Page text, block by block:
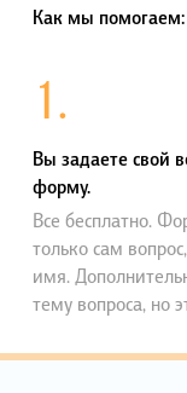
Как мы помогаем:
1.
Вы задаете свой
форму.
Все бесплатно.
только сам
имя.
тему вопроса, но